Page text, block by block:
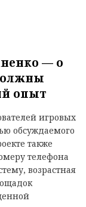
— о
опыт
игровых
обсуждаемого
также
телефона
возрастная